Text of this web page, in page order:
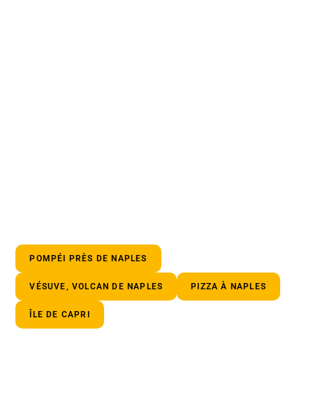
POMPÉI PRÈS DE NAPLES
VÉSUVE, VOLCAN DE NAPLES PIZZA À NAPLES
ÎLE DE CAPRI